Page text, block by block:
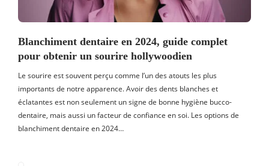
Blanchiment dentaire en 2024, guide complet
pour obtenir un sourire hollywoodien
Le sourire est souvent perçu comme l’un des atouts les plus
importants de notre apparence. Avoir des dents blanches et
éclatantes est non seulement un signe de bonne hygiène bucco-
dentaire, mais aussi un facteur de confiance en soi. Les options de
blanchiment dentaire en 2024…